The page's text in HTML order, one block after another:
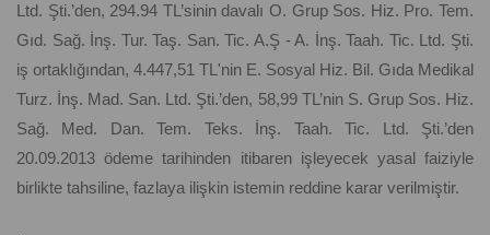
Ltd. Şti.’den, 294.94 TL’sinin davalı O. Grup Sos. Hiz. Pro. Tem.
Gıd. Sağ. İnş. Tur. Taş. San. Tic. A.Ş - A. İnş. Taah. Tic. Ltd. Şti.
iş ortaklığından, 4.447,51 TL'nin E. Sosyal Hiz. Bil. Gıda Medikal
Turz. İnş. Mad. San. Ltd. Şti.’den, 58,99 TL’nin S. Grup Sos. Hiz.
Sağ. Med. Dan. Tem. Teks. İnş. Taah. Tic. Ltd. Şti.’den
20.09.2013 ödeme tarihinden itibaren işleyecek yasal faiziyle
birlikte tahsiline, fazlaya ilişkin istemin reddine karar verilmiştir.